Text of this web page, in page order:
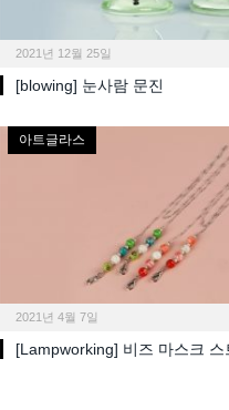
2021년 12월 25일
[blowing] 눈사람 문진
아트글라스
2021년 4월 7일
[Lampworking] 비즈 마스크 스